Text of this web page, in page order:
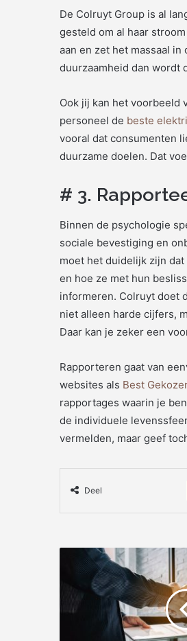
De Colruyt Group is al
gesteld om al haar
aan en zet het massaal
duurzaamheid dan wordt
Ook jij kan het voorbeeld
personeel de beste
vooral dat consumenten
duurzame doelen. Dat
# 3.
Binnen de psychologie
sociale bevestiging en
moet het duidelijk zijn
en hoe ze met hun
informeren. Colruyt doet
niet alleen harde cijfers,
Daar kan je zeker een
Rapporteren gaat van
websites als Best
rapportages waarin je
de individuele
vermelden, maar geef
Deel